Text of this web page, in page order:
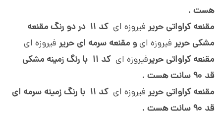
هست .
مقنعه کراواتی حریر فیروزه ای
کد 11 در دو رنگ مقنعه
مشکی حریر فیروزه ای و مقنعه سرمه ای حریر فیروزه ای
مقنعه کراواتی حریرفیروزه ای کد 11
با رنگ زمینه مشکی
قد
مقنعه کراواتی حریر فیروزه ای کد 11
با رنگ زمینه سرمه ای
قد